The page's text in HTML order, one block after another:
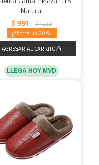
Natural
$ 991 $ 1.239
20
LLEGA HOY MVD